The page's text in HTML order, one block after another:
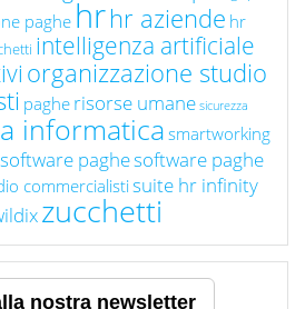
paghe hrhr aziende hr
intelligenza artificiale
organizzazione studio
paghe risorse umane sicurezza
informaticasmartworking
software paghesoftware paghe
commercialisti suite hr infinity
zucchetti
nostra newsletter